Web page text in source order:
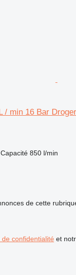
/ min 16 Bar
Capacité 850 l/min
de cette
de confidentialité et